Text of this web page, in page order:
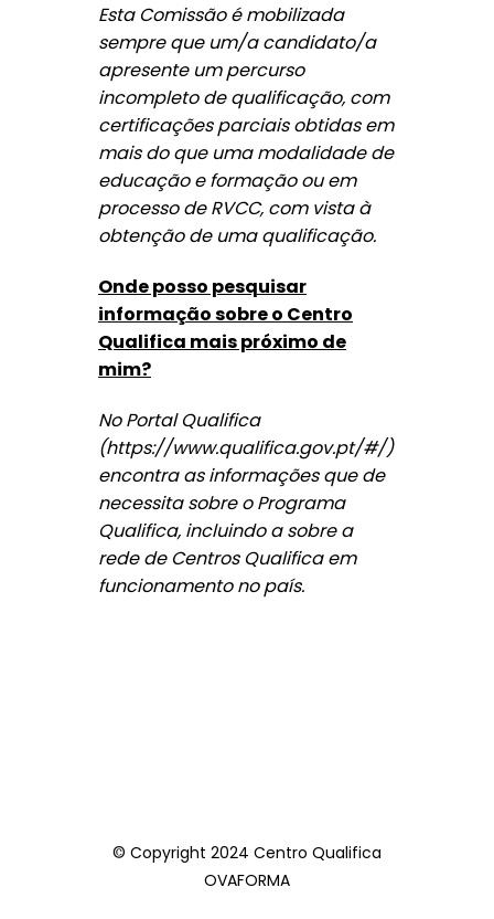
Esta Comissão é mobilizada
sempre que um/a candidato/a
apresente um percurso
incompleto de qualificação, com
certificações parciais obtidas em
mais do que uma modalidade de
educação e formação ou em
processo de RVCC, com vista à
obtenção de uma qualificação.
Onde posso pesquisar
informação sobre o Centro
Qualifica mais próximo de
mim?
No Portal Qualifica
(https://www.qualifica.gov.pt/#/)
encontra as informações que de
necessita sobre o Programa
Qualifica, incluindo a sobre a
rede de Centros Qualifica em
funcionamento no país.
© Copyright 2024 Centro Qualifica
OVAFORMA